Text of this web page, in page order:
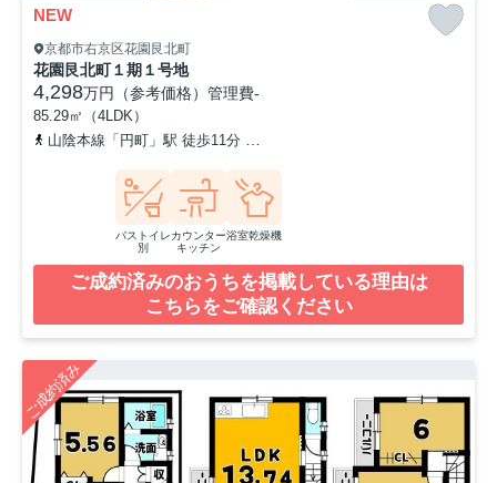
NEW
京都市右京区花園艮北町
花園艮北町１期１号地
4,298万円（参考価格） 管理費-
85.29㎡（4LDK）
山陰本線「円町」駅 徒歩11分
バストイレ
別
カウンター
キッチン
浴室乾燥機
ご成約済みのおうちを掲載している理由は
こちらをご確認ください
ご成約済み